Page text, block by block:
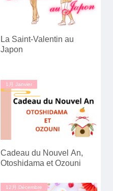
La Saint-Valentin au
Japon
1月 Janvier
Cadeau du Nouvel An,
Otoshidama et Ozouni
12月 Décembre